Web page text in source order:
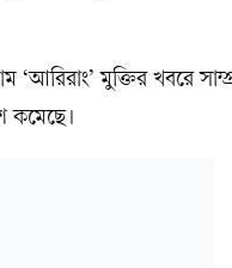
‘আরিরাং’ মুক্তির খবরে
কমেছে।